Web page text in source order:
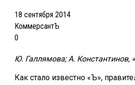
18 сентября 2014
КоммерсантЪ
0
Ю. Галлямова; А. Константинов,
Как стало известно «Ъ»,